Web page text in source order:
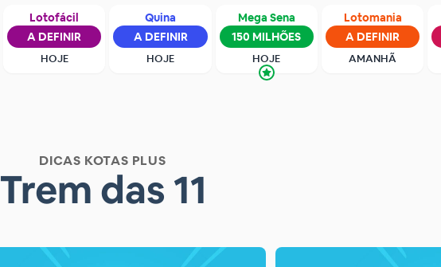
Lotofácil
A DEFINIR
HOJE
Quina
A DEFINIR
HOJE
Mega Sena
150 MILHÕES
HOJE
Lotomania
A DEFINIR
AMANHÃ
DICAS KOTAS PLUS
Trem das 11